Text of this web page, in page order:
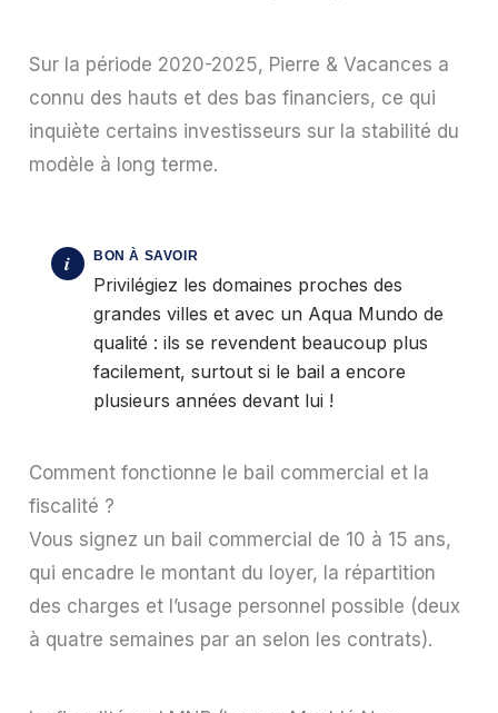
Sur la période 2020-2025, Pierre & Vacances a
connu des hauts et des bas financiers, ce qui
inquiète certains investisseurs sur la stabilité du
modèle à long terme.
Privilégiez les domaines proches des
grandes villes et avec un Aqua Mundo de
qualité : ils se revendent beaucoup plus
facilement, surtout si le bail a encore
plusieurs années devant lui !
Comment fonctionne le bail commercial et la
fiscalité ?
Vous signez un bail commercial de 10 à 15 ans,
qui encadre le montant du loyer, la répartition
des charges et l’usage personnel possible (deux
à quatre semaines par an selon les contrats).